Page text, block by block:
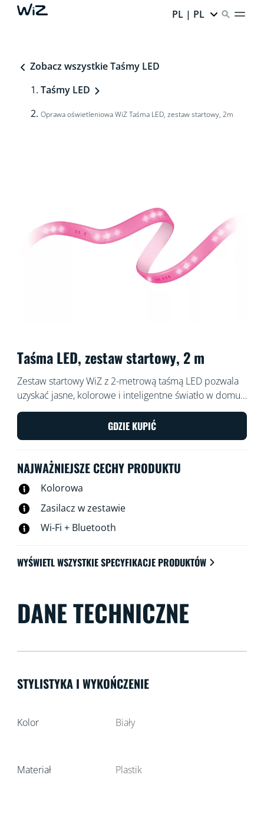
PL | PL
Zobacz wszystkie Taśmy LED
Taśmy LED
Oprawa oświetleniowa WiZ Taśma LED, zestaw startowy, 2m
Taśma LED, zestaw startowy, 2 m
Zestaw startowy WiZ z 2-metrową taśmą LED pozwala
uzyskać jasne, kolorowe i inteligentne światło w domu.
Elastyczną taśmę można przyciąć na dowolny wymiar,
by w każdej przestrzeni stworzyć indywidualne
oświetlenie liniowe. Za pomocą aplikacji WiZ lub przy
rozjaśniać światło lub korzystać z zaprogramowanych
GDZIE KUPIĆ
NAJWAŻNIEJSZE CECHY PRODUKTU
Kolorowa
Zasilacz w zestawie
Wi-Fi + Bluetooth
WYŚWIETL WSZYSTKIE SPECYFIKACJE PRODUKTÓW
DANE TECHNICZNE
STYLISTYKA I WYKOŃCZENIE
Kolor Biały
Materiał Plastik